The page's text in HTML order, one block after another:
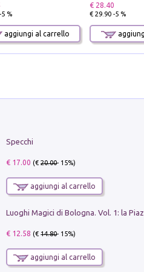
%
aggiungi al carrello
€ 28.40
€ 29.90 -5 %
Specchi
€ 17.00 (€20.00- 15%)
aggiungi al carrello
€ 12.58 (€14.80- 15%)
aggiungi al carrello